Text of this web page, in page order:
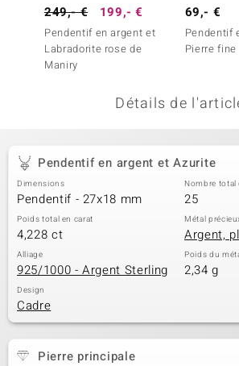
249,- € 199,- €
Pendentif en argent et
Labradorite rose de
Maniry
69,- €
Pendentif
Pierre fine
Détails de
Pendentif en argent et Azurite
Dimensions
Pendentif - 27x18 mm
Nombre total
25
Poids total en carat
4,228 ct
Métal
Argent,
Alliage
925/1000 - Argent Sterling
Poids du
2,34 g
Design
Cadre
Pierre principale